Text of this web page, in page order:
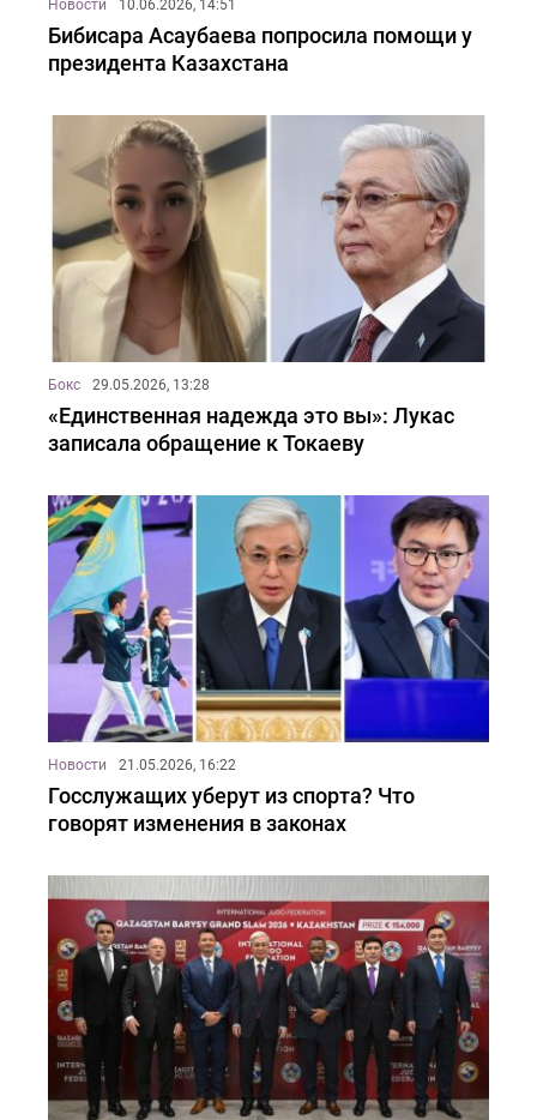
Новости 10.06.2026, 14:51
Бибисара Асаубаева попросила помощи у
президента Казахстана
Бокс 29.05.2026, 13:28
«Единственная надежда это вы»: Лукас
записала обращение к Токаеву
Новости 21.05.2026, 16:22
Госслужащих уберут из спорта? Что
говорят изменения в законах